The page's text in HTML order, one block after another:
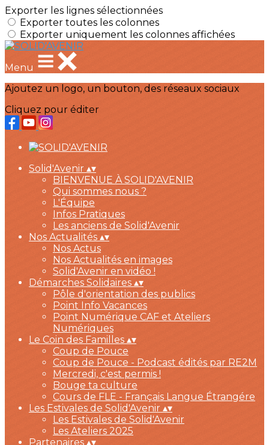
Exporter les lignes sélectionnées
Exporter toutes les colonnes
Exporter uniquement les colonnes affichées
Menu
Ajoutez un logo, un bouton, des réseaux sociaux
Cliquez pour éditer
Solid'Avenir ▴▾
BIENVENUE À SOLID'AVENIR
Qui sommes nous ?
L'Équipe
Infos Pratiques
Les anciens de Solid'Avenir
Nos Actualités ▴▾
Nos Actus
Nos Actualités en images
Solid'Avenir en vidéo !
Démarches Solidaires ▴▾
Pôle d'orientation des publics
Point Info Vacances
Point Numérique CAF et Ateliers
Numériques
Le Coin des Familles ▴▾
Coup de Pouce
Coup de Pouce - Podcast édités par RE2M
Mercredi, c'est permis !
Bouge ta culture
Cours de FLE - Français Langue Étrangére
Les Estivales de Solid'Avenir ▴▾
Les Estivales de Solid'Avenir
Les Ateliers 2025
Partenaires ▴▾